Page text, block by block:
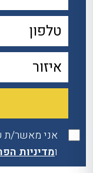
אני מאשר/ת
ומדיניות